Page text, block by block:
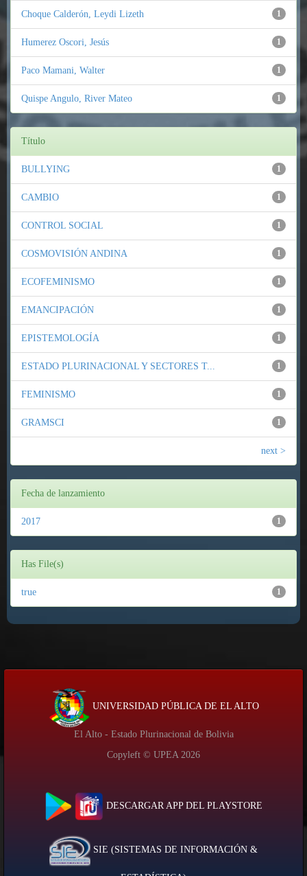
1
Choque Calderón, Leydi Lizeth
1
Humerez Oscori, Jesús
1
Paco Mamani, Walter
1
Quispe Angulo, River Mateo
Título
1
BULLYING
1
CAMBIO
1
CONTROL SOCIAL
1
COSMOVISIÓN ANDINA
1
ECOFEMINISMO
1
EMANCIPACIÓN
1
EPISTEMOLOGÍA
1
ESTADO PLURINACIONAL Y SECTORES T...
1
FEMINISMO
1
GRAMSCI
next >
Fecha de lanzamiento
1
2017
Has File(s)
1
true
UNIVERSIDAD PÚBLICA DE EL ALTO
El Alto - Estado Plurinacional de Bolivia
Copyleft © UPEA 2026
DESCARGAR APP DEL PLAYSTORE
SIE (SISTEMAS DE INFORMACIÓN &